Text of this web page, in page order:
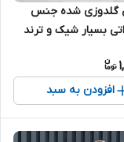
گلدوزی شده جنس
بسیار شیک و ترند
افزودن به سبد